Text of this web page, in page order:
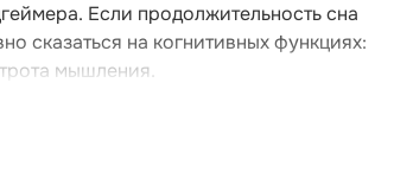
Если продолжительность сна
сказаться на когнитивных функциях:
мышления.